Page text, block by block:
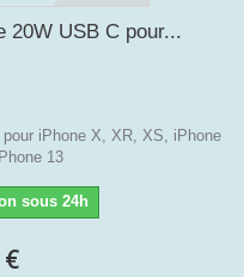
20W USB C pour...
iPhone X, XR, XS, iPhone
13
sous 24h